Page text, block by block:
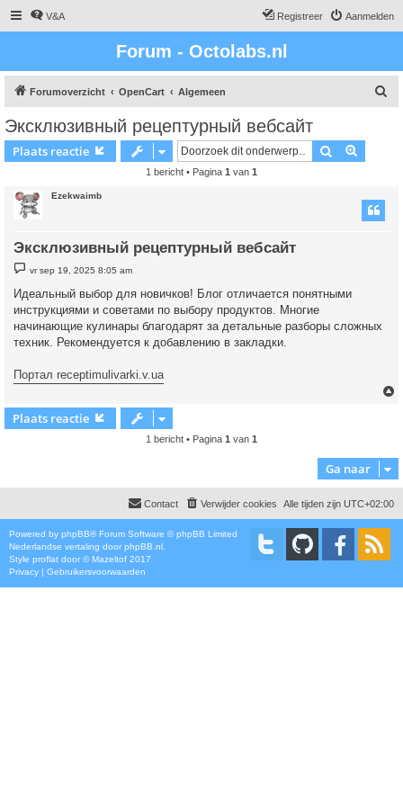
V&A Aanmelden
Registreer
Forum - Octolabs.nl
Forumoverzicht OpenCart Algemeen
Эксклюзивный рецептурный вебсайт
Plaats reactie Zoek
1 bericht • Pagina 1 van 1
Ezekwaimb
Эксклюзивный рецептурный вебсайт
e
i
c
t
vr sep 19, 2025 8:05 am
Идеальный выбор для новичков! Блог отличается понятными
инструкциями и советами по выбору продуктов. Многие
начинающие кулинары благодарят за детальные разборы сложных
техник. Рекомендуется к добавлению в закладки.
Портал receptimulivarki.v.ua
Plaats reactie
1 bericht • Pagina 1 van 1
Ga naar
Alle tijden zijn UTC+02:00
Verwijder cookies
Contact
Powered by phpBB® Forum Software © phpBB Limited
Nederlandse vertaling door phpBB.nl
Style proflat door ©Mazeltof 2017
Privacy | Gebruikersvoorwaarden